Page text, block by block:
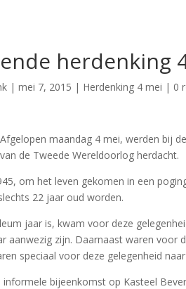
herdenking
|mei 7, 2015 | Herdenking 4 mei | 0
Afgelopen maandag 4 mei, werden bij
van de Tweede Wereldoorlog herdacht.
om het leven gekomen in een
22 jaar oud worden.
jaar is, kwam voor deze
aanwezig zijn. Daarnaast waren voor
speciaal voor deze gelegenheid
bijeenkomst op Kasteel